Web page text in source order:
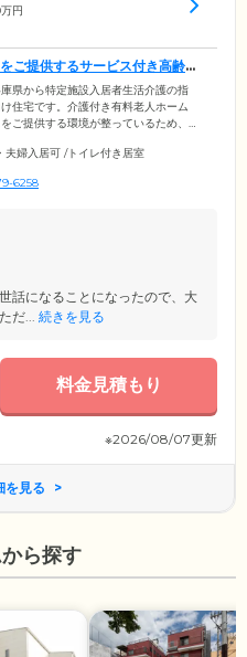
万円
ご提供するサービス付き高齢
県から特定施設入居者生活介護の指
住宅です。介護付き有料老人ホーム
ご提供する環境が整っているため、
食事、掃除、洗濯などの生活サポート
た医療機関とも協力体制を整えてお
夫婦入居可 /トイレ付き居室
6258
話になることになったので、大
だ... 続きを見る
料金見積もり
※2026/08/07更新
を見る
ら探す